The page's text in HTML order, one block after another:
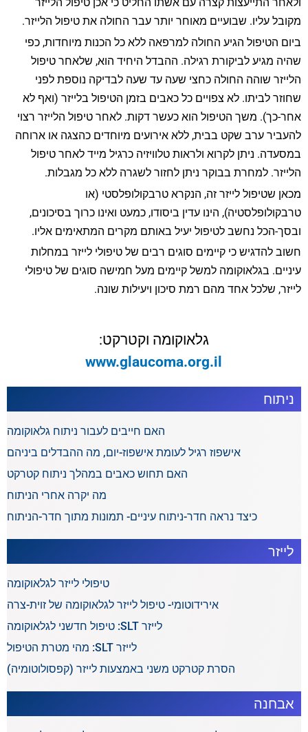
מקובל עליו. שבועיים מאוחר יותר עבר החולה את טיפול הלייזר.
ביום הטיפול הגיע החולה למרפאה ללא כל הכנות מיוחדות, כפי
שהיה מגיע לביקורת רגילה. ההבדל היחיד הוא, שלאחר טיפול
הלייזר שוהה החולה כחצי שעה עד שעה לבדיקה נוספת לפני
שחוזר לביתו. לא צפויים כל כאבים בזמן הטיפול בלייזר (ואף לא
אחר-כך). משך הטיפול הוא כעשר דקות. לאחר טיפול הלייזר רצוי
להעביר ערב שקט בבית, ללא אירועים מיוחדים כהצגה או ארוחה
במסעדה. ניתן לקרוא ולראות טלוויזיה כרגיל מייד לאחר טיפול
הלייזר. למחרת בבוקר ניתן לחזור לשגרה ללא כל מגבלות.
מכאן שטיפול לייזר זה, הנקרא טרבקולופלסטי (או
טרבקולופלסטיה), הינו עדין ביסודו, כמעט ואינו כרוך בסיכונים,
ובסך-הכל נחשב לטיפול יעיל באותם מקרים המתאימים אליו.
חשוב להדגיש כי קיימים סוגים רבים של טיפולי לייזר במחלות
עיניים. בגלאוקומה למשל קיימים מעל חמישה סוגים של טיפולי
לייזר, שלכל אחד מהם רמת סיכון ויעילות שונה.
גלאוקומה וקטרקט:
www.glaucoma.org.il
ניתוח
האם חייבים לעבור ניתוח גלאוקומה
אישפוז רגיל לעומת אישפוז-יום, מה ההבדלים ביניהם
האם תחוש כאבים במהלך ניתוח קטרקט
מה יקרה אחרי הניתוח
כיצד נראה חדר-ניתוח עיניים- תמונות מתוך חדר-הניתוח
לייזר
טיפולי לייזר לגלאוקומה
אירידוטומי- טיפול לייזר לגלאוקומה של זוית-צרה
לייזר SLT: טיפול חדשני לגלאוקומה
לייזר SLT: מהי מטרת הטיפול
הסרת קטרקט משני באמצעות לייזר (קפסולוטומיה)
אבחנה